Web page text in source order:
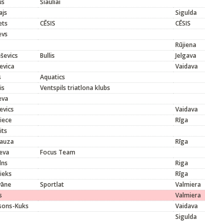
Šiauliai
Sigulda
CĒSIS CĒSIS
Rūjiena
Bullis Jelgava
Vaidava
Aquatics
Ventspils triatlona klubs
Vaidava
Rīga
Rīga
Focus Team
Riga
Rīga
Sportlat Valmiera
Valmiera
Kuks Vaidava
Sigulda